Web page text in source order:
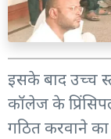
इसके बाद उच्च
कॉलेज के
गठित करवाने